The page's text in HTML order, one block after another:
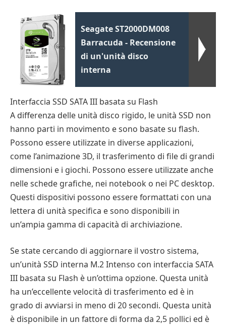
Seagate ST2000DM008
Barracuda - Recensione
di un'unità disco
interna
Interfaccia SSD SATA III basata su Flash
A differenza delle unità disco rigido, le unità SSD non
hanno parti in movimento e sono basate su flash.
Possono essere utilizzate in diverse applicazioni,
come l’animazione 3D, il trasferimento di file di grandi
dimensioni e i giochi. Possono essere utilizzate anche
nelle schede grafiche, nei notebook o nei PC desktop.
Questi dispositivi possono essere formattati con una
lettera di unità specifica e sono disponibili in
un’ampia gamma di capacità di archiviazione.
Se state cercando di aggiornare il vostro sistema,
un’unità SSD interna M.2 Intenso con interfaccia SATA
III basata su Flash è un’ottima opzione. Questa unità
ha un’eccellente velocità di trasferimento ed è in
grado di avviarsi in meno di 20 secondi. Questa unità
è disponibile in un fattore di forma da 2,5 pollici ed è